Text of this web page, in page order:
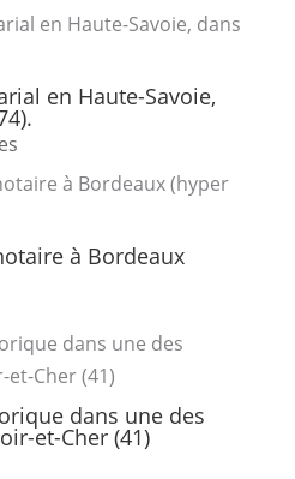
en Haute-Savoie,
à Bordeaux
dans une des
et-Cher (41)